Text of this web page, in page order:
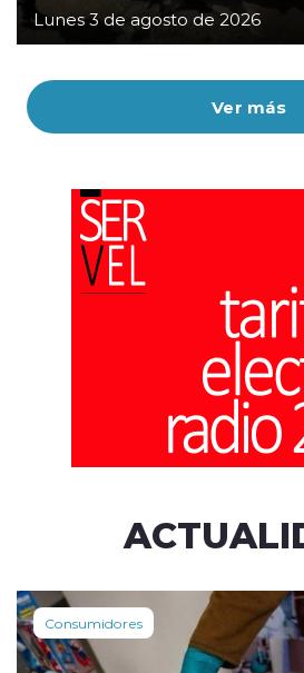
Ver más
Lunes 3 de agosto de 2026
Consumidores